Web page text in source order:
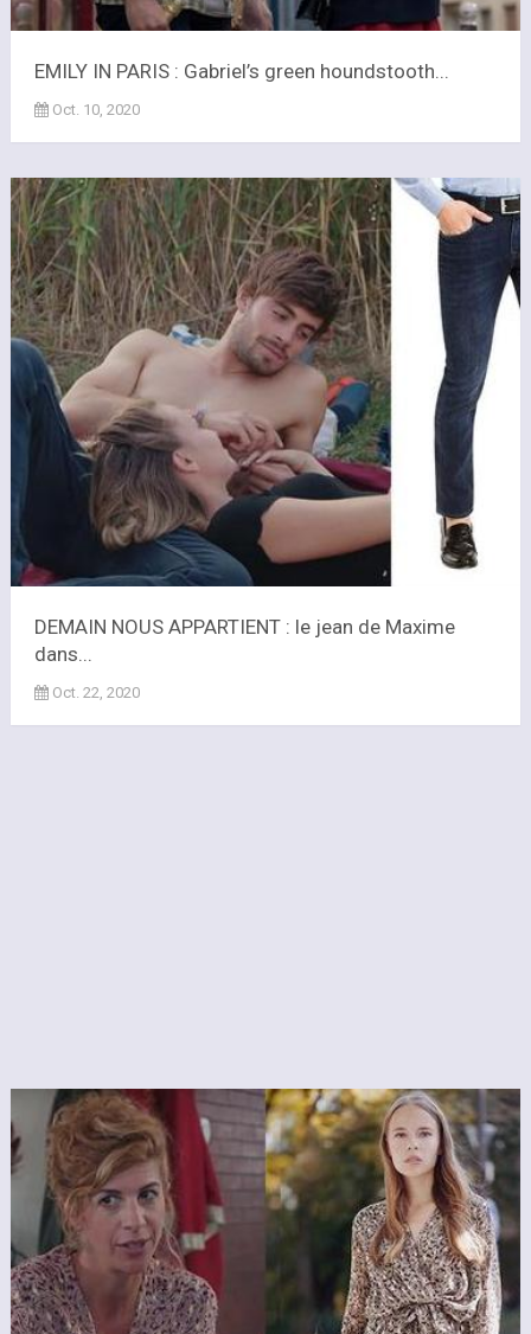
EMILY IN PARIS : Gabriel’s green houndstooth...
Oct. 10, 2020
DEMAIN NOUS APPARTIENT : le jean de Maxime
dans...
Oct. 22, 2020